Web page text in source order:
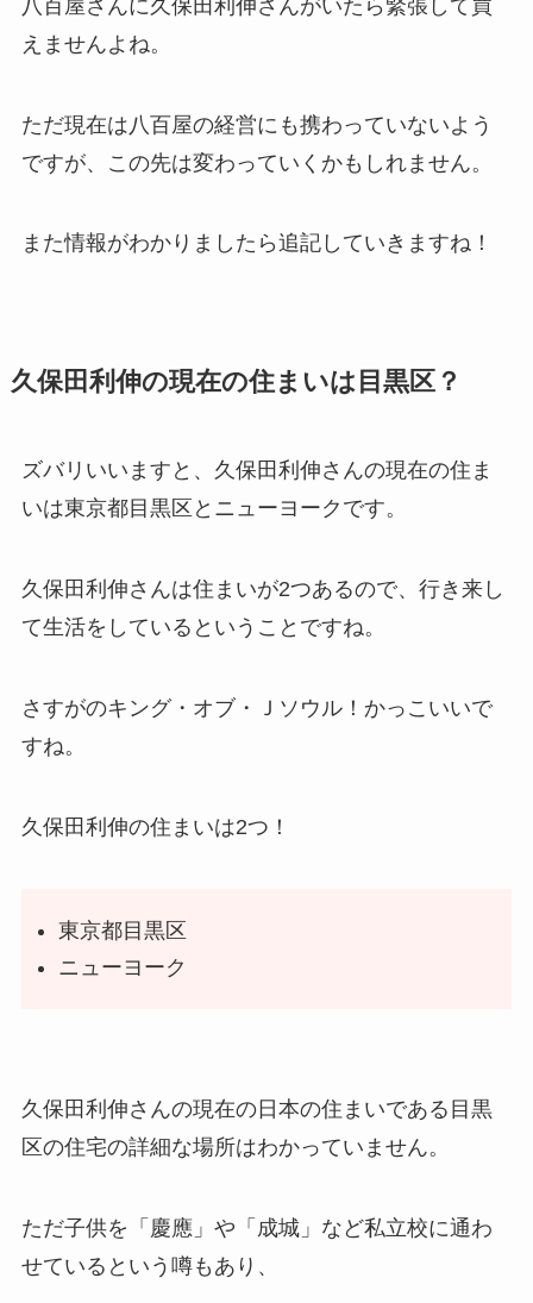
八百屋さんに久保田利伸さんがいたら 緊張して買
えませんよね。
ただ現在は八百屋の経営にも携わっていないよう
ですが、この先は変わっていくかもしれません。
また情報がわかりましたら追記していきますね！
久保田利伸の現在の住まいは目黒区？
ズバリいいますと、 久保田利伸さんの現在の住ま
いは東京都目黒区とニューヨーク です。
久保田利伸さんは住まいが2つあるので、 行き来し
て生活をしている ということですね。
さすがのキング・オブ・Ｊソウル！かっこいいで
すね。
久保田利伸の住まいは2つ！
東京都目黒区
ニューヨーク
久保田利伸さんの現在の日本の住まいである目黒
区の住宅の詳細な場所はわかっていません。
ただ子供を「慶應」や「成城」など私立校に通わ
せているという噂もあり、